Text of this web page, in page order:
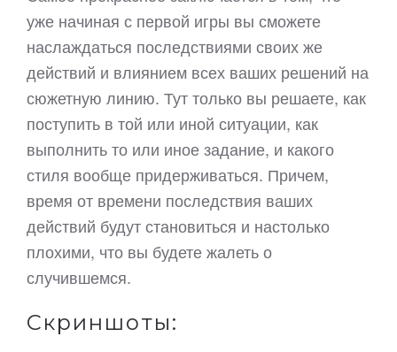
уже начиная с первой игры вы сможете
наслаждаться последствиями своих же
действий и влиянием всех ваших решений на
сюжетную линию. Тут только вы решаете, как
поступить в той или иной ситуации, как
выполнить то или иное задание, и какого
стиля вообще придерживаться. Причем,
время от времени последствия ваших
действий будут становиться и настолько
плохими, что вы будете жалеть о
случившемся.
Скриншоты: